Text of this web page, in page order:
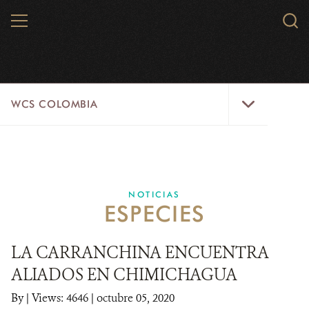
MENU
WCS COLOMBIA
EJES ESTRATÉGICOS
LÍNEAS DE ACCIÓN
MICROSITIOS
NOTICIAS
ESPECIES
LA CARRANCHINA ENCUENTRA
ALIADOS EN CHIMICHAGUA
By| Views: 4646 | octubre 05, 2020